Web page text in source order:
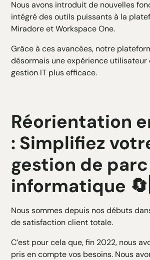
Nous avons introduit de nouvelles
intégré des outils puissants à la
Miradore et Workspace One.
Grâce à ces avancées, notre
désormais une expérience
gestion IT plus efficace.
Réorientation
: Simplifiez
gestion de parc
informatique
Nous sommes depuis nos débuts
de satisfaction client totale.
C’est pour cela que, fin 2022, nous
pris en compte vos besoins. Nous